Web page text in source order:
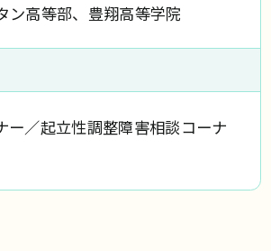
ン高等部、豊翔高等学院
ー／起立性調整障害相談コーナ